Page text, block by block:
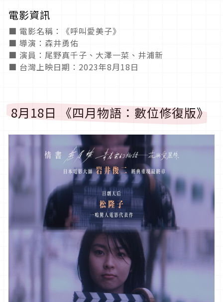
電影資訊
■ 電影名稱：《呼叫愛美子》
■ 導演：森井勇佑
■ 演員：尾野真千子、大澤一菜、井浦新
■ 台灣上映日期：2023年8月18日
8月18日 《四月物語：數位修復版》